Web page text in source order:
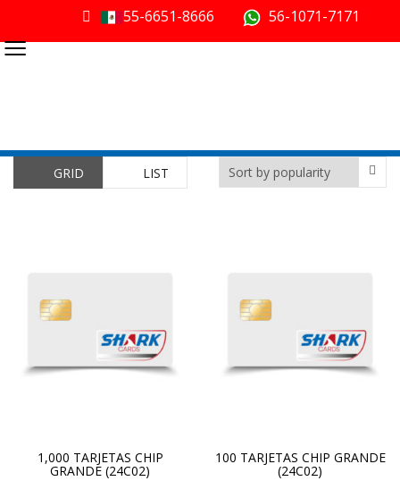
55-6651-8666 56-1071-7171
≡
GRID LIST
1,000 TARJETAS CHIP
GRANDE (24C02)
100 TARJETAS CHIP GRANDE
(24C02)